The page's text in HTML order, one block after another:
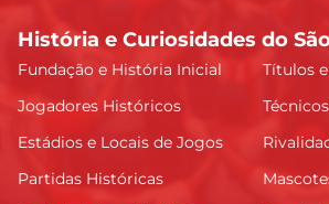
História e Curiosidades do
Fundação e História Inicial
Títulos
Jogadores Históricos
Estádios e Locais de Jogos
Partidas Históricas